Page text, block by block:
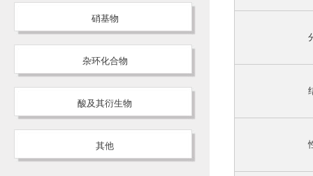
硝基物
杂环化合物
酸及其衍生物
其他